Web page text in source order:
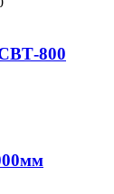
800